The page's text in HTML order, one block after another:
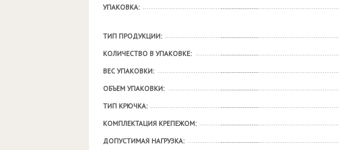
УПАКОВКА:
ТИП ПРОДУКЦИИ:
КОЛИЧЕСТВО В УПАКОВКЕ:
ВЕС УПАКОВКИ:
ОБЪЕМ УПАКОВКИ:
ТИП КРЮЧКА:
КОМПЛЕКТАЦИЯ КРЕПЕЖОМ:
ДОПУСТИМАЯ НАГРУЗКА: